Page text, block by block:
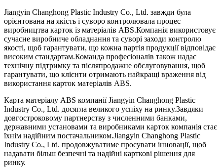
Jiangyin Changhong Plastic Industry Co., Ltd. завжди була
орієнтована на якість і суворо контролювала процес
виробництва карток із матеріалів ABS.Компанія використовує
сучасне виробниче обладнання та суворі заходи контролю
якості, щоб гарантувати, що кожна партія продукції відповідає
високим стандартам.Команда професіоналів також надає
технічну підтримку та післяпродажне обслуговування, щоб
гарантувати, що клієнти отримають найкращі враження від
використання карток матеріалів ABS.
Карта матеріалу ABS компанії Jiangyin Changhong Plastic
Industry Co., Ltd. досягла великого успіху на ринку.Завдяки
довгостроковому партнерству з численними банками,
державними установами та виробниками карток компанія стає
їхнім надійним постачальником.Jiangyin Changhong Plastic
Industry Co., Ltd. продовжуватиме просувати інновації, щоб
надавати більш безпечні та надійні карткові рішення для
ринку.